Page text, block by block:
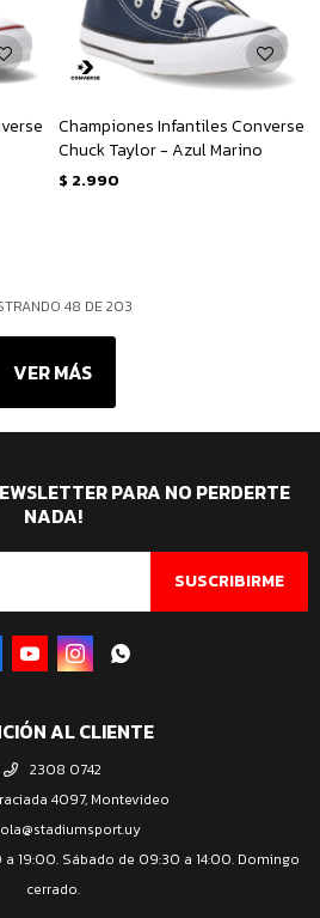
Championes Infantiles Converse
Chuck Taylor - Azul Marino
$ 2.990
48 DE203
VER MÁS
AL CLIENTE
2308 0742
4097, Montevideo
19:00. Sábado de 09:30 a 14:00. Domingo
cerrado.
PARA NO PERDERTE
NADA!
SUSCRIBIRME
  